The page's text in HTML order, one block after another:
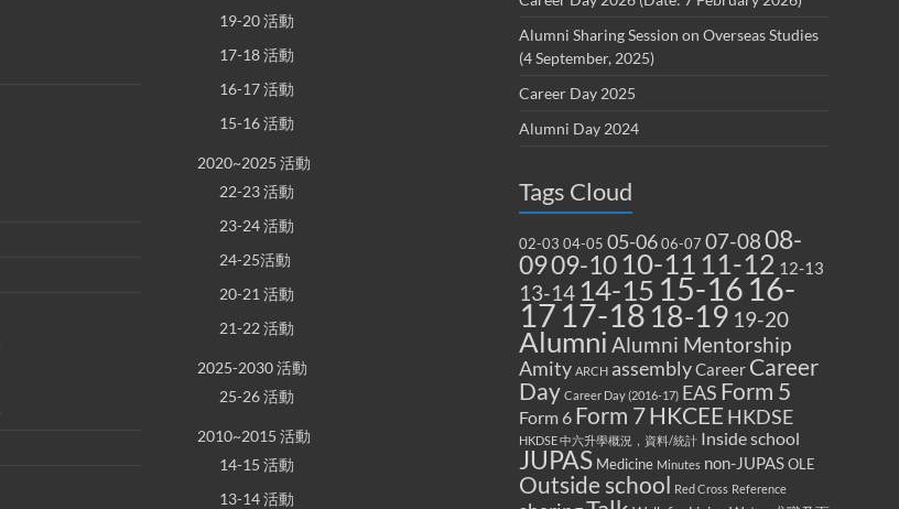
19-20 活動
17-18 活動
16-17 活動
15-16 活動
2020~2025 活動
22-23 活動
23-24 活動
24-25活動
20-21 活動
21-22 活動
2025-2030 活動
25-26 活動
2010~2015 活動
14-15 活動
13-14 活動
Alumni Sharing Session on Overseas Studies
(4 September, 2025)
Career Day 2025
Alumni Day 2024
Tags Cloud
02-03 04-05 05-0606-07 07-0808-
0909-10 10-11 11-12 12-13
13-14 14-15 15-16 16-
17 17-18 18-19 19-20
Alumni Alumni Mentorship
Amity ARCH assemblyCareer Career
Day Career Day (2016-17) EAS Form 5
Form 6 Form 7HKCEE HKDSE
HKDSE 中六升學概況，資料/統計 Inside school
JUPAS Medicine Minutes non-JUPASOLE
Outside school Red Cross Reference